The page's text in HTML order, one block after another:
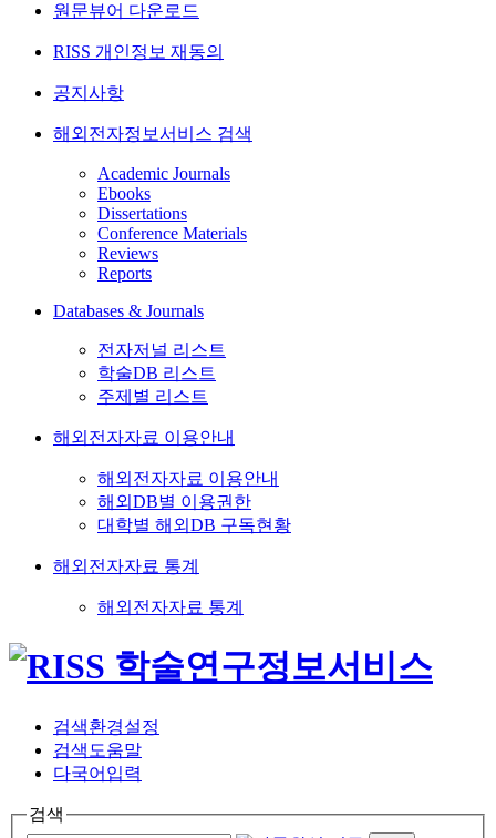
원문뷰어 다운로드
RISS 개인정보 재동의
공지사항
해외전자정보서비스 검색
Academic Journals
Ebooks
Dissertations
Conference Materials
Reviews
Reports
Databases & Journals
전자저널 리스트
학술DB 리스트
주제별 리스트
해외전자자료 이용안내
해외전자자료 이용안내
해외DB별 이용권한
대학별 해외DB 구독현황
해외전자자료 통계
해외전자자료 통계
검색환경설정
검색도움말
다국어입력
검색